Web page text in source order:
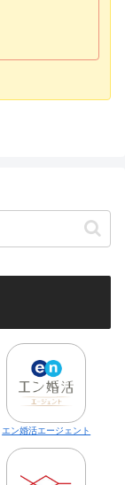
エン婚活エージェント